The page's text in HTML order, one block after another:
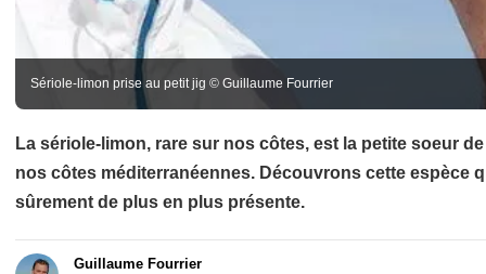
Sériole-limon prise au petit jig © Guillaume Fourrier
La sériole-limon, rare sur nos côtes, est la petite soeur
nos côtes méditerranéennes. Découvrons cette espèce
sûrement de plus en plus présente.
Guillaume Fourrier